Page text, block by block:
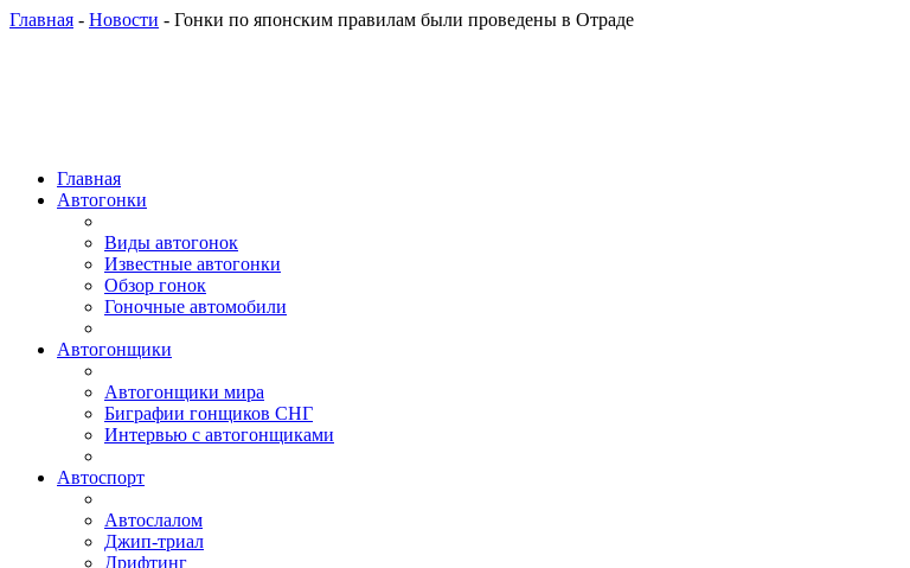
Главная - Новости - Гонки по японским правилам были проведены в Отраде
Главная
Автогонки
Виды автогонок
Известные автогонки
Обзор гонок
Гоночные автомобили
Автогонщики
Автогонщики мира
Биграфии гонщиков СНГ
Интервью с автогонщиками
Автоспорт
Автослалом
Джип-триал
Дрифтинг